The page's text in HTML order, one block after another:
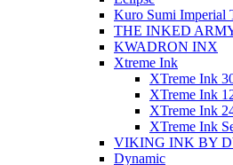
Kuro Sumi Imperial
THE INKED
KWADRON INX
Xtreme Ink
XTreme Ink
XTreme Ink
XTreme Ink
XTreme Ink
VIKING INK BY
Dynamic